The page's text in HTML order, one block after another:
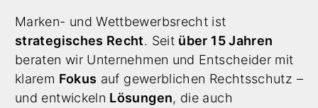
Marken- und Wettbewerbsrecht ist
strategisches Recht. Seit über 15 Jahren
beraten wir Unternehmen und Entscheider mit
klarem Fokus auf gewerblichen Rechtsschutz –
und entwickeln Lösungen, die auch